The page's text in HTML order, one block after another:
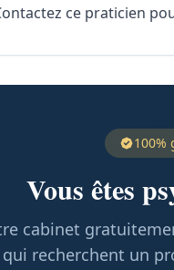
ce praticien
100%
Vous êtes
cabinet
recherchent un